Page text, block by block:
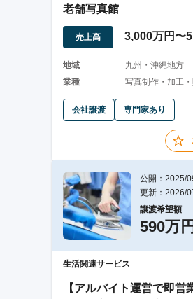
老舗写真館
売上高 3,000万円〜
地域
九州・沖縄地方
業種
写真制作・加工
会社譲渡 専門家あり
公開：2025/
更新：2026/
譲渡希望額
590万円
生活関連サービス
【アルバイト運営で即営